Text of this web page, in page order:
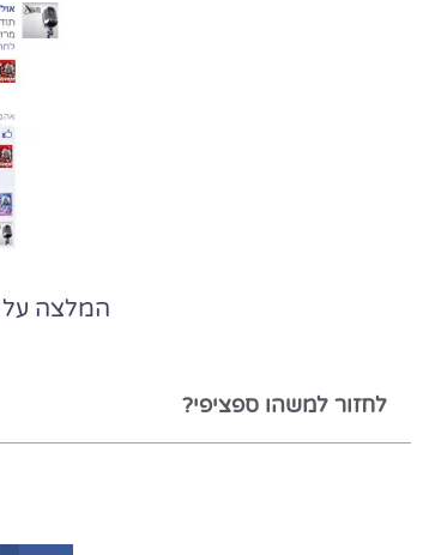
המלצה על
לחזור למשהו ספציפי?